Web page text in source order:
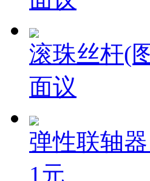
面议
滚珠丝杆(
面议
弹性联轴